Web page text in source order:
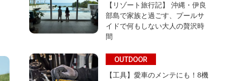
【リゾート旅行記】 沖縄・伊良
部島で家族と過ごす、プールサ
イドで何もしない大人の贅沢時
間
OUTDOOR
【工具】愛車のメンテにも！8機